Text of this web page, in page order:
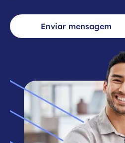
Enviar mensagem